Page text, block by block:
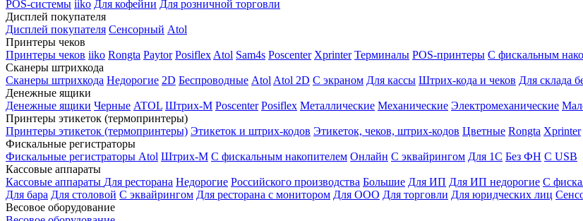
POS-системы iiko Для кофейни Для розничной торговли
Дисплей покупателя
Дисплей покупателя Сенсорный Atol
Принтеры чеков
Принтеры чеков iiko Rongta Paytor Posiflex Atol Sam4s Poscenter Xprinter Терминалы POS-принтеры С фискальным
Сканеры штрихкода
Сканеры штрихкода Недорогие 2D Беспроводные Atol Atol 2D С экраном Для кассы Штрих-кода и чеков Для склада
Денежные ящики
Денежные ящики Черные ATOL Штрих-М Poscenter Posiflex Металлические Механические Электромеханические
Принтеры этикеток (термопринтеры)
Принтеры этикеток (термопринтеры) Этикеток и штрих-кодов Этикеток, чеков, штрих-кодов Цветные Rongta Xprinter
Фискальные регистраторы
Фискальные регистраторы Atol Штрих-М С фискальным накопителем Онлайн С эквайрингом Для 1С Без ФН С USB
Кассовые аппараты
Кассовые аппараты Для ресторана Недорогие Российского производства Большие Для ИП Для ИП недорогие С
Для бара Для столовой С эквайрингом Для ресторана с монитором Для ООО Для торговли Для юридческих лиц
Весовое оборудование